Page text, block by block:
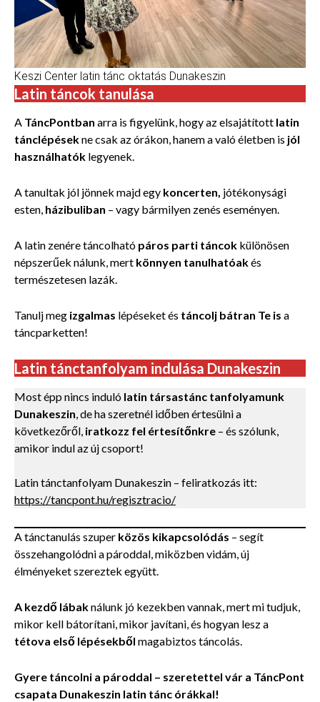
Keszi Center latin tánc oktatás Dunakeszin
Latin táncok tanulása
A TáncPontban arra is figyelünk, hogy az elsajátított latin
tánclépésekne csak az órákon, hanem a való életben is jól
használhatók legyenek.
A tanultak jól jönnek majd egy koncerten, jótékonysági
esten, házibuliban – vagy bármilyen zenés eseményen.
A latin zenére táncolható páros parti táncok különösen
népszerűek nálunk, mert könnyen tanulhatóakés
természetesen lazák.
Tanulj meg izgalmas lépéseket és táncolj bátran Te is a
táncparketten!
Latin tánctanfolyam indulása Dunakeszin
Most épp nincs induló latin társastánc tanfolyamunk
Dunakeszin, de ha szeretnél időben értesülni a
következőről, iratkozz fel értesítőnkre – és szólunk,
amikor indul az új csoport!
Latin tánctanfolyam Dunakeszin – feliratkozás itt:
https://tancpont.hu/regisztracio/
A tánctanulás szuper közös kikapcsolódás – segít
összehangolódni a pároddal, miközben vidám, új
élményeket szereztek együtt.
A kezdő lábaknálunk jó kezekben vannak, mert mi tudjuk,
mikor kell bátorítani, mikor javítani, és hogyan lesz a
tétova első lépésekből magabiztos táncolás.
Gyere táncolni a pároddal – szeretettel vár a TáncPont
csapata Dunakeszin latin tánc órákkal!